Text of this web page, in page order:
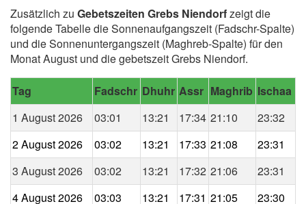
Zusätzlich zu Gebetszeiten Grebs Niendorfzeigt die
folgende Tabelle die Sonnenaufgangszeit (Fadschr-Spalte)
und die Sonnenuntergangszeit (Maghreb-Spalte) für den
Monat August und die gebetszeit Grebs Niendorf.
Tag Fadschr Dhuhr Assr Maghrib Ischaa
1 August 2026
03:01 13:21 17:34 21:10
23:32
2 August 2026
03:02 13:21 17:33 21:08
23:31
3 August 2026
03:02 13:21 17:32 21:06
23:31
4 August 2026
03:03 13:21 17:31 21:05
23:30